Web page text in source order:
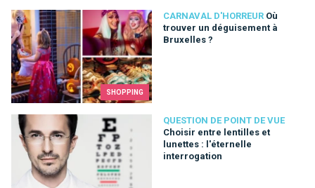
SHOPPING
CARNAVAL D'HORREUR Où
trouver un déguisement à
Bruxelles ?
Où trouver un déguisement à Bruxelles ?
QUESTION DE POINT DE VUE
Choisir entre lentilles et
lunettes : l'éternelle
interrogation
Choisir entre lentilles et lunettes : l'éternelle interrogation